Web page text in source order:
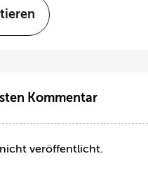
Kommentar
veröffentlicht.